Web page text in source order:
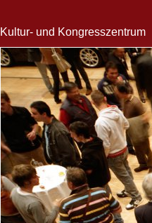
Kultur- und Kongresszentrum